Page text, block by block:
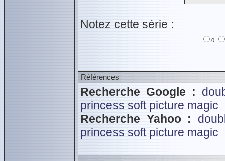
Notez cette série :
0
Références
Recherche Google :
princess soft picture magic
Recherche Yahoo :
princess soft picture magic